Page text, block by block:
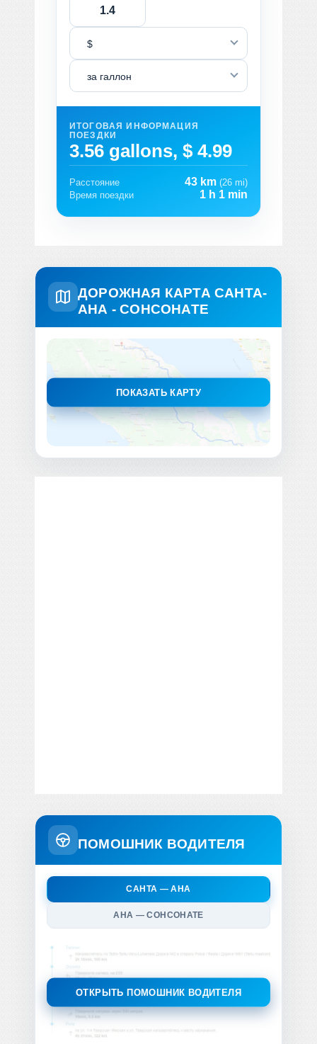
$
за галлон
ИТОГОВАЯ ИНФОРМАЦИЯ
ПОЕЗДКИ
3.56 gallons, $ 4.99
Расстояние 43 km (26 mi)
Время поездки
1 h 1 min
ДОРОЖНАЯ КАРТА САНТА-
АНА - СОНСОНАТЕ
ПОКАЗАТЬ КАРТУ
ПОМОШНИК ВОДИТЕЛЯ
САНТА — АНА
АНА — СОНСОНАТЕ
ОТКРЫТЬ ПОМОШНИК ВОДИТЕЛЯ